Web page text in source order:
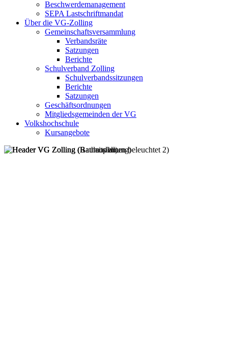
Beschwerdemanagement
SEPA Lastschriftmandat
Über die VG-Zolling
Gemeinschaftsversammlung
Verbandsräte
Satzungen
Berichte
Schulverband Zolling
Schulverbandssitzungen
Berichte
Satzungen
Geschäftsordnungen
Mitgliedsgemeinden der VG
Volkshochschule
Kursangebote